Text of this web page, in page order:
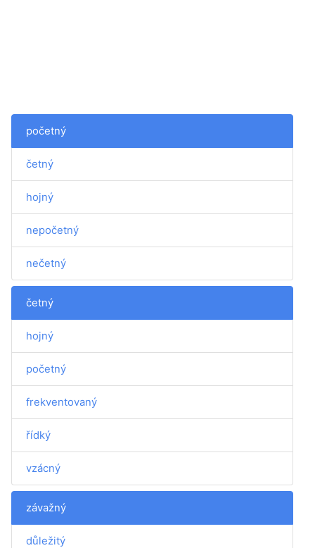
početný
četný
hojný
nepočetný
nečetný
četný
hojný
početný
frekventovaný
řídký
vzácný
závažný
důležitý